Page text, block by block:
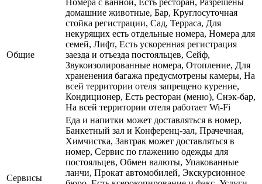
Общие
Номера с ванной, Есть ресторан, Разрешены
домашние животные, Бар, Круглосуточная
стойка регистрации, Сад, Терраса, Для
некурящих есть отдельные номера, Номера для
семей, Лифт, Есть ускоренная регистрация
заезда и отъезда постояльцев, Сейф,
Звукоизолированные номера, Отопление, Для
храненения багажа предусмотрены камеры, На
всей территории отеля запрещено курение,
Кондиционер, Есть ресторан (меню), Снэк-бар,
На всей территории отеля работает Wi-Fi
Сервисы
Еда и напитки может доставляться в номер,
Банкетный зал и Конференц-зал, Прачечная,
Химчистка, Завтрак может доставляться в
номер, Сервис по глажению одежды для
постояльцев, Обмен валюты, Упакованные
ланчи, Прокат автомобилей, Экскурсионное